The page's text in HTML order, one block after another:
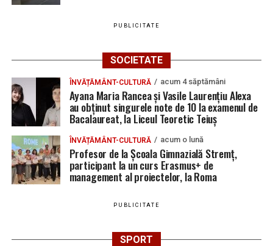
PUBLICITATE
SOCIETATE
ÎNVĂȚĂMÂNT-CULTURĂ acum 4 săptămâni
Ayana Maria Rancea și Vasile Laurențiu Alexa
au obținut singurele note de 10 la examenul de
Bacalaureat, la Liceul Teoretic Teiuș
ÎNVĂȚĂMÂNT-CULTURĂ acum o lună
Profesor de la Școala Gimnazială Stremț,
participant la un curs Erasmus+ de
management al proiectelor, la Roma
PUBLICITATE
SPORT